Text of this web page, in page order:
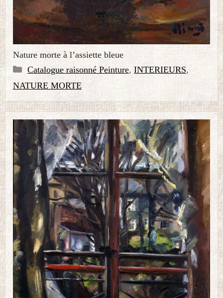
Nature morte à l’assiette bleue
Catégories
Catalogue raisonné Peinture, INTERIEURS,
NATURE MORTE